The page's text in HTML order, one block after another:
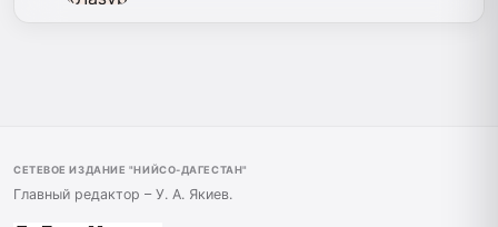
СЕТЕВОЕ ИЗДАНИЕ "НИЙСО-ДАГЕСТАН"
Главный редактор – У. А. Якиев.